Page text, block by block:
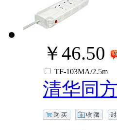
￥46.50
TF-103MA/2.5m
清华同